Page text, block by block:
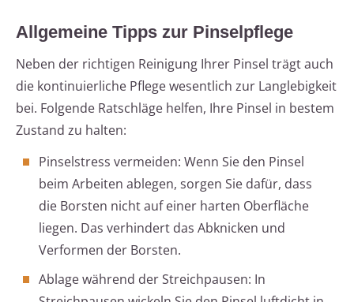
Allgemeine Tipps zur Pinselpflege
Neben der richtigen Reinigung Ihrer Pinsel trägt auch
die kontinuierliche Pflege wesentlich zur Langlebigkeit
bei. Folgende Ratschläge helfen, Ihre Pinsel in bestem
Zustand zu halten:
Pinselstress vermeiden: Wenn Sie den Pinsel
beim Arbeiten ablegen, sorgen Sie dafür, dass
die Borsten nicht auf einer harten Oberfläche
liegen. Das verhindert das Abknicken und
Verformen der Borsten.
Ablage während der Streichpausen: In